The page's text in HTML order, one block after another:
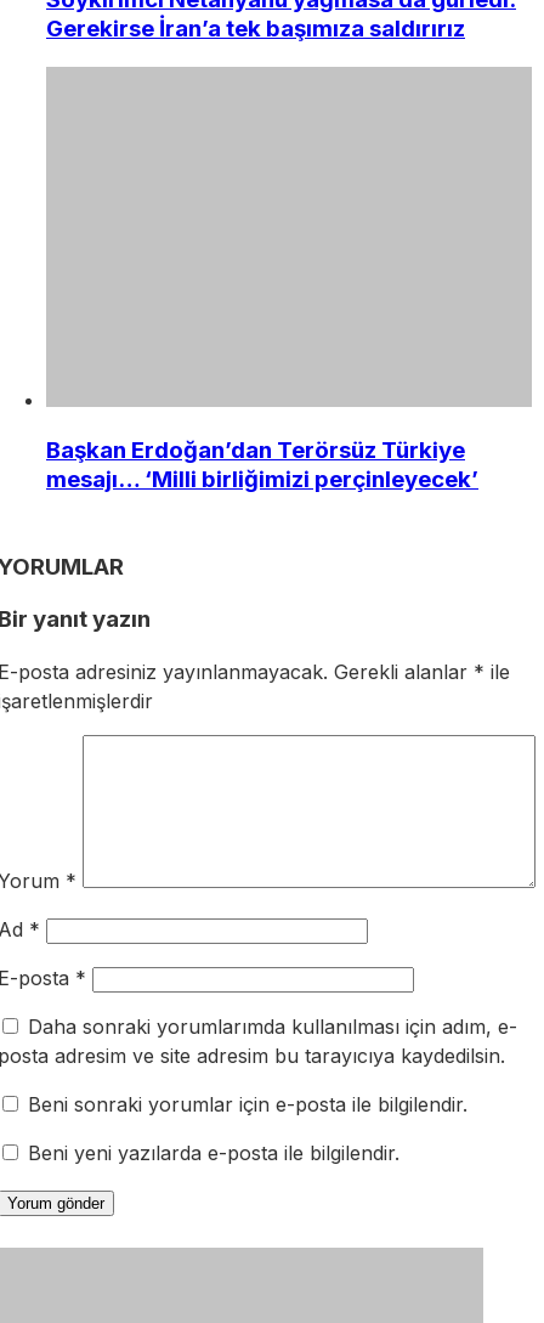
Gerekirse İran’a tek başımıza saldırırız
Başkan Erdoğan’dan Terörsüz Türkiye
mesajı… ‘Milli birliğimizi perçinleyecek’
yanıt yazın
posta adresiniz yayınlanmayacak. Gerekli alanlar * ile
*
*
posta *
Daha sonraki yorumlarımda kullanılması için adım, e-
adresim ve site adresim bu tarayıcıya kaydedilsin.
Beni sonraki yorumlar için e-posta ile bilgilendir.
Beni yeni yazılarda e-posta ile bilgilendir.